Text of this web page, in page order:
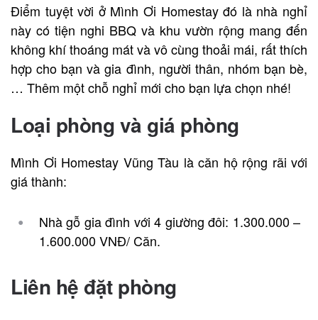
Điểm tuyệt vời ở Mình Ơi Homestay đó là nhà nghỉ
này có tiện nghi BBQ và khu vườn rộng mang đến
không khí thoáng mát và vô cùng thoải mái, rất thích
hợp cho bạn và gia đình, người thân, nhóm bạn bè,
… Thêm một chỗ nghỉ mới cho bạn lựa chọn nhé!
Loại phòng và giá phòng
Mình Ơi Homestay Vũng Tàu là căn hộ rộng rãi với
giá thành:
Nhà gỗ gia đình với 4 giường đôi: 1.300.000 –
1.600.000 VNĐ/ Căn.
Liên hệ đặt phòng